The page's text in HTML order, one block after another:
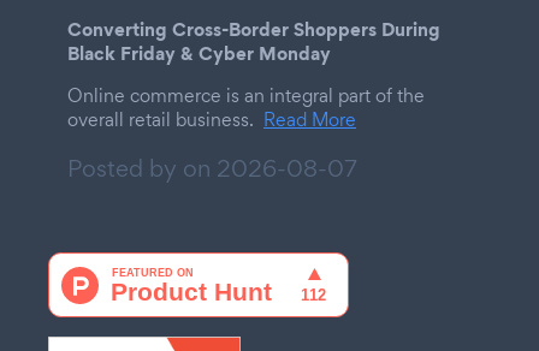
Converting Cross-Border Shoppers During
Black Friday & Cyber Monday
Online commerce is an integral part of the
overall retail business. Read More
Posted by on 2026-08-07